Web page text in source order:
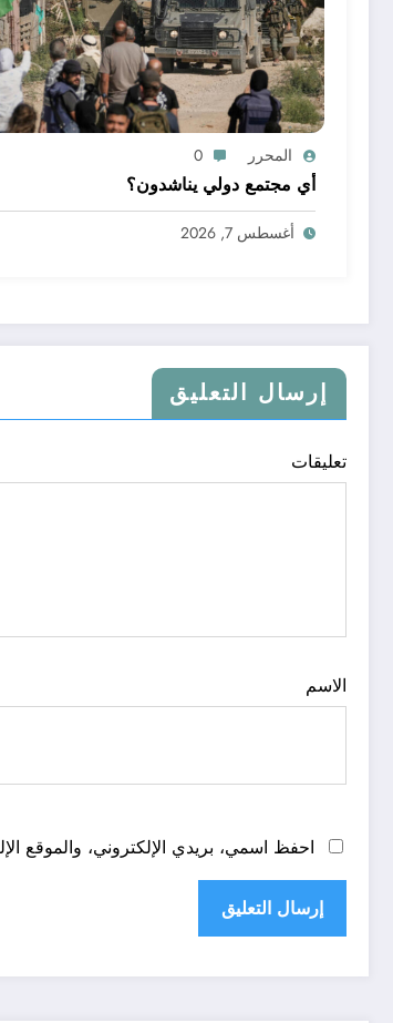
المحرر 0
أي مجتمع دولي يناشدون؟
أغسطس 7, 2026
إرسال التعليق
تعليقات
الاسم
احفظ اسمي، بريدي الإلكتروني، والموقع